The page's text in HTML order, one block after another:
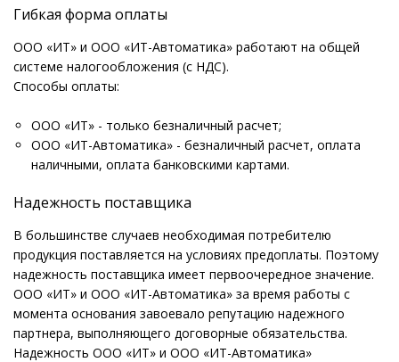
Гибкая форма оплаты
ООО «ИТ» и ООО «ИТ-Автоматика» работают на общей
системе налогообложения (с НДС).
Способы оплаты:
ООО «ИТ» - только безналичный расчет;
ООО «ИТ-Автоматика» - безналичный расчет, оплата
наличными, оплата банковскими картами.
Надежность поставщика
В большинстве случаев необходимая потребителю
продукция поставляется на условиях предоплаты. Поэтому
надежность поставщика имеет первоочередное значение.
ООО «ИТ» и ООО «ИТ-Автоматика» за время работы с
момента основания завоевало репутацию надежного
партнера, выполняющего договорные обязательства.
Надежность ООО «ИТ» и ООО «ИТ-Автоматика»